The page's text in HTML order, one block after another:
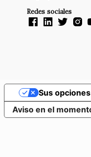
Redes sociales
Aviso en el
Sus